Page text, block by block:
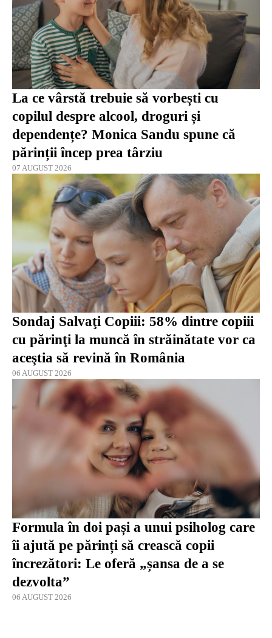
La ce vârstă trebuie să vorbești cu
copilul despre alcool, droguri și
dependențe? Monica Sandu spune că
părinții încep prea târziu
07 AUGUST 2026
Sondaj Salvaţi Copiii: 58% dintre copiii
cu părinţi la muncă în străinătate vor ca
aceştia să revină în România
06 AUGUST 2026
Formula în doi pași a unui psiholog care
îi ajută pe părinți să crească copii
încrezători: Le oferă „șansa de a se
dezvolta”
06 AUGUST 2026